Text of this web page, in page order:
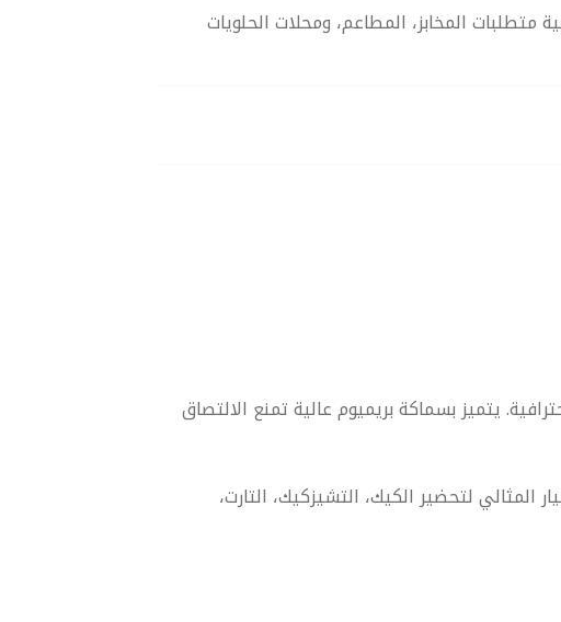
متطلبات المخابز، المطاعم، ومحلات الحلويات
يتميز بسماكة بريميوم عالية تمنع الالتصاق
المثالي لتحضير الكيك، التشيزكيك، التارت،